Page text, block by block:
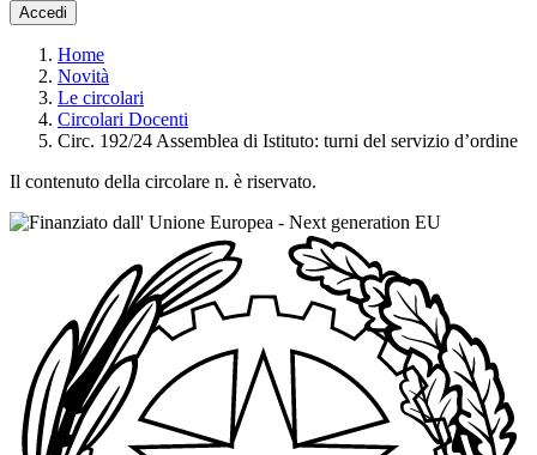
Accedi
Home
Novità
Le circolari
Circolari Docenti
Circ. 192/24 Assemblea di Istituto: turni del servizio d’ordine
Il contenuto della circolare n. è riservato.